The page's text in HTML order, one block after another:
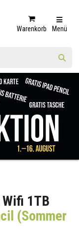
Warenkorb Menü
1TB
(Sommer